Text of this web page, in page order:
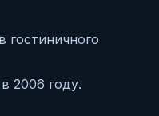
гостиничного
2006 году.